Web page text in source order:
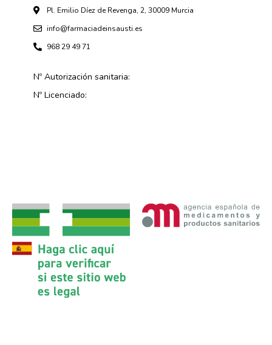
Pl. Emilio Díez de Revenga, 2, 30009 Murcia
info@farmaciadeinsausti.es
968 29 49 71
Nº Autorización sanitaria:
Nº Licenciado: